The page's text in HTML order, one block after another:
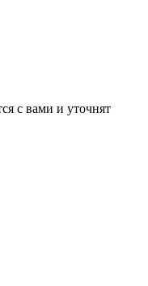
с вами и уточнят